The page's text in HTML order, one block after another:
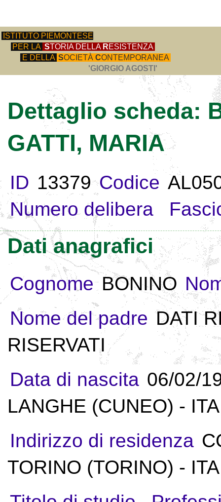
ISTITUTO PIEMONTESE
PER LA STORIA DELLA RESISTENZA
E DELLA SOCIETÀ CONTEMPORANEA
'GIORGIO AGOSTI'
Dettaglio scheda:
GATTI, MARIA
ID 13379 Codice
Numero delibera
Dati anagrafici
Cognome BONINO
Nome del padre DATI
RISERVATI
Data di nascita 06/02/
LANGHE (CUNEO) -
Indirizzo di residenza
TORINO (TORINO) -